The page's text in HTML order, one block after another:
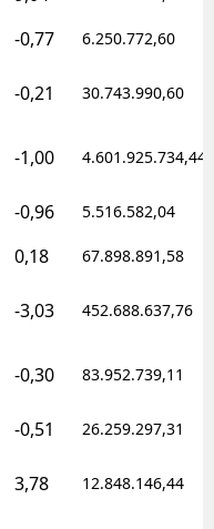
-0,77 6.250.772,60
-0,21 30.743.990,60
-1,00 4.601.925.734,44
-0,96 5.516.582,04
0,18 67.898.891,58
-3,03 452.688.637,76
-0,30 83.952.739,11
-0,51 26.259.297,31
3,78 12.848.146,44